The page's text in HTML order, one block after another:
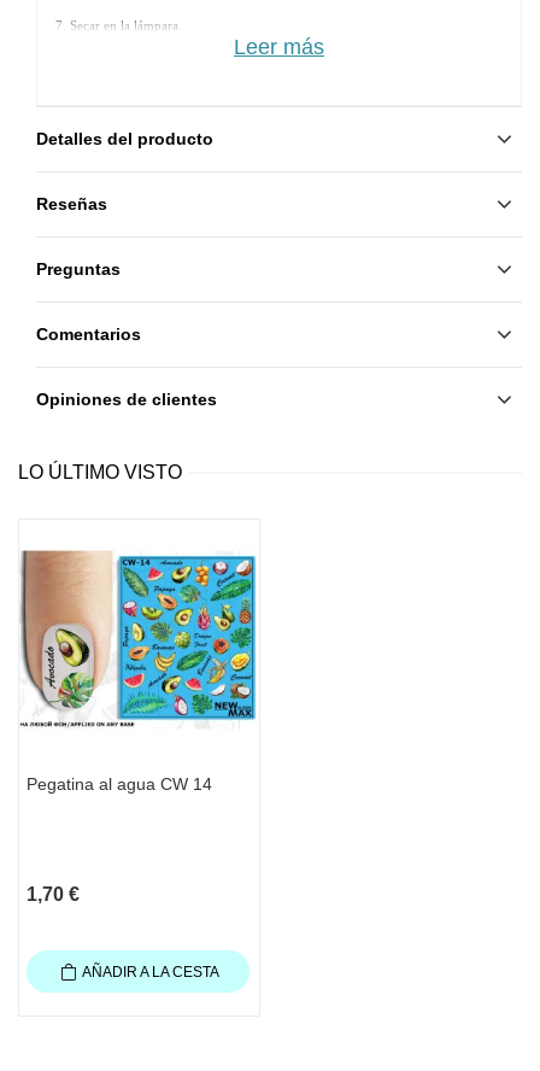
7. Secar en la lámpara.
Leer más
Detalles del producto
Reseñas
Preguntas
Comentarios
Opiniones de clientes
LO ÚLTIMO VISTO
Pegatina al agua CW 14
1,70 €
AÑADIR A LA CESTA